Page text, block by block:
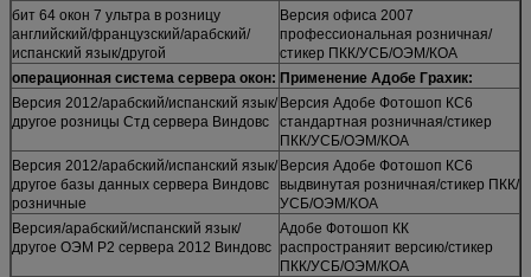
бит 64 окон 7 ультра в розницу
английский/французский/арабский/
испанский язык/другой
Версия офиса 2007
профессиональная розничная/
стикер ПКК/УСБ/ОЭМ/КОА
операционная система сервера окон: Применение Адобе Грахик:
Версия 2012/арабский/испанский язык/
другое розницы Стд сервера Виндовс
Версия Адобе Фотошоп КС6
стандартная розничная/стикер
ПКК/УСБ/ОЭМ/КОА
Версия 2012/арабский/испанский язык/
другое базы данных сервера Виндовс
розничные
Версия Адобе Фотошоп КС6
выдвинутая розничная/стикер ПКК/
УСБ/ОЭМ/КОА
Версия/арабский/испанский язык/
другое ОЭМ Р2 сервера 2012 Виндовс
Адобе Фотошоп КК
распространяит версию/стикер
ПКК/УСБ/ОЭМ/КОА